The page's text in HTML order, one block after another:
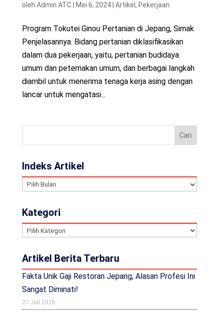
oleh Admin ATC| Mei 6, 2024| Artikel , Pekerjaan
Program Tokutei Ginou Pertanian di Jepang, Simak
Penjelasannya. Bidang pertanian diklasifikasikan
dalam dua pekerjaan, yaitu, pertanian budidaya
umum dan peternakan umum, dan berbagai langkah
diambil untuk menerima tenaga kerja asing dengan
lancar untuk mengatasi...
Indeks Artikel
Indeks
Kategori
Kategori
Artikel Berita Terbaru
Fakta Unik Gaji Restoran Jepang, Alasan Profesi Ini
Sangat Diminati!
27 Juli 2026